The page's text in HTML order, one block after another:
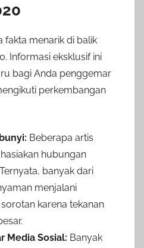
fakta menarik di balik
Informasi eksklusif ini
bagi Anda penggemar
perkembangan
Beberapa artis
hubungan
banyak dari
menjalani
karena tekanan
Media Sosial: Banyak